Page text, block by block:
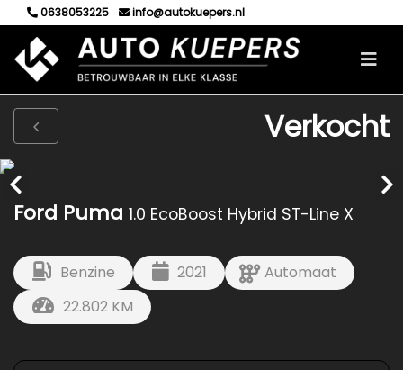
0638053225 info@autokuepers.nl
Verkocht
Ford Puma 1.0 EcoBoost Hybrid ST-Line X
Benzine 2021
Automaat
22.802 KM